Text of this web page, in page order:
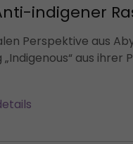
indigener
Perspektive aus
aus ihrer